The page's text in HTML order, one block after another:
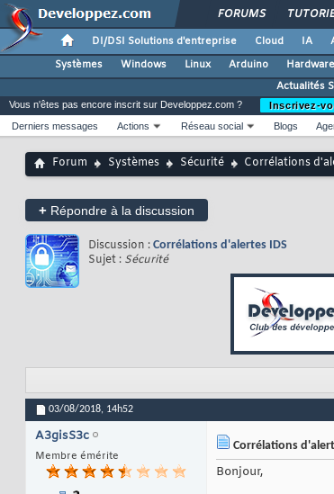
FORUMS
DI/DSI Solutions d'entreprise Cloud IA
Systèmes
Windows Linux Arduino Hardware
Actualités
Vous n'êtes pas encore inscrit sur Developpez.com ?
Inscrivez-
Derniers messages
Actions Réseau social Blogs
Forum Systèmes Sécurité Corrélations
+ Répondre à la discussion
Discussion : Corrélations d'alertes IDS
Sujet : Sécurité
03/08/2018, 14h52
A3gisS3c
Membre émérite
Corrélations
Bonjour,